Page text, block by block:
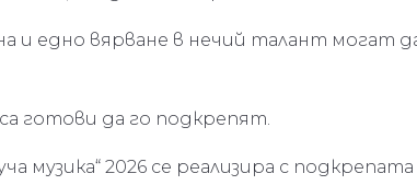
и едно вярване в нечий талант могат
готови да го подкрепят.
музика“ 2026 се реализира с